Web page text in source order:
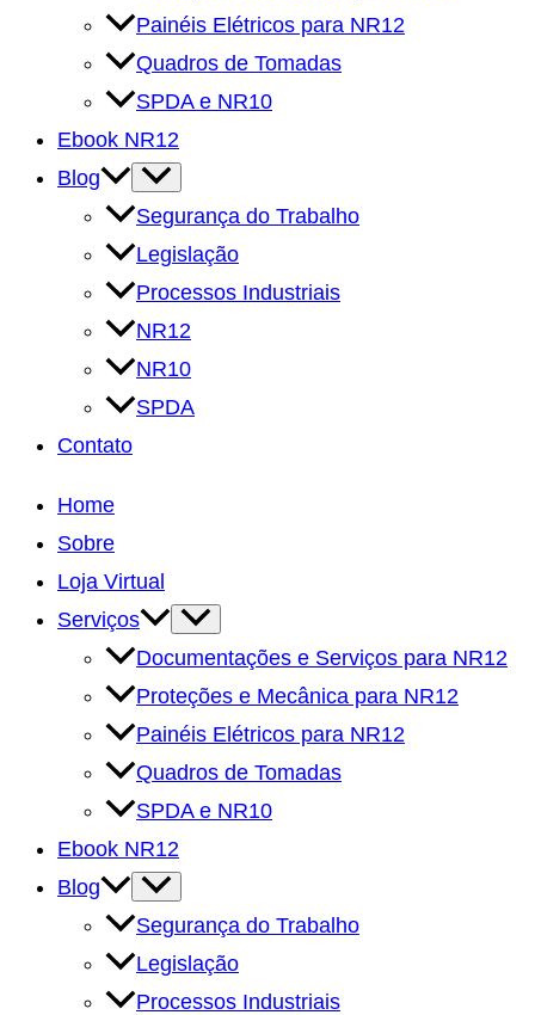
Painéis Elétricos para NR12
Quadros de Tomadas
SPDA e NR10
Ebook NR12
Blog
Alternar
menu
Segurança do Trabalho
Legislação
Processos Industriais
NR12
NR10
SPDA
Contato
Home
Sobre
Loja Virtual
Serviços
Alternar
menu
Documentações e Serviços para NR12
Proteções e Mecânica para NR12
Painéis Elétricos para NR12
Quadros de Tomadas
SPDA e NR10
Ebook NR12
Blog
Alternar
menu
Segurança do Trabalho
Legislação
Processos Industriais